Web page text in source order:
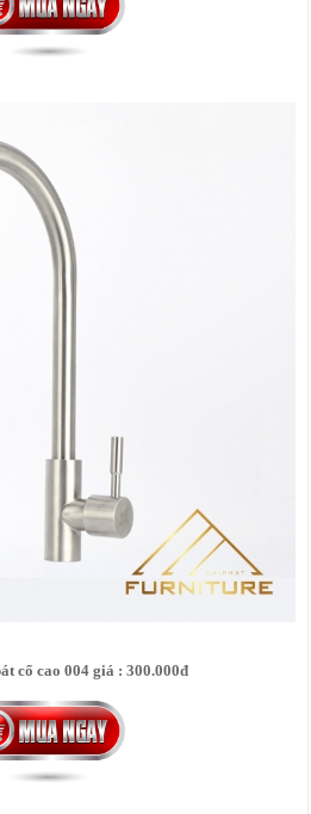
cổ cao 004 giá : 300.000đ